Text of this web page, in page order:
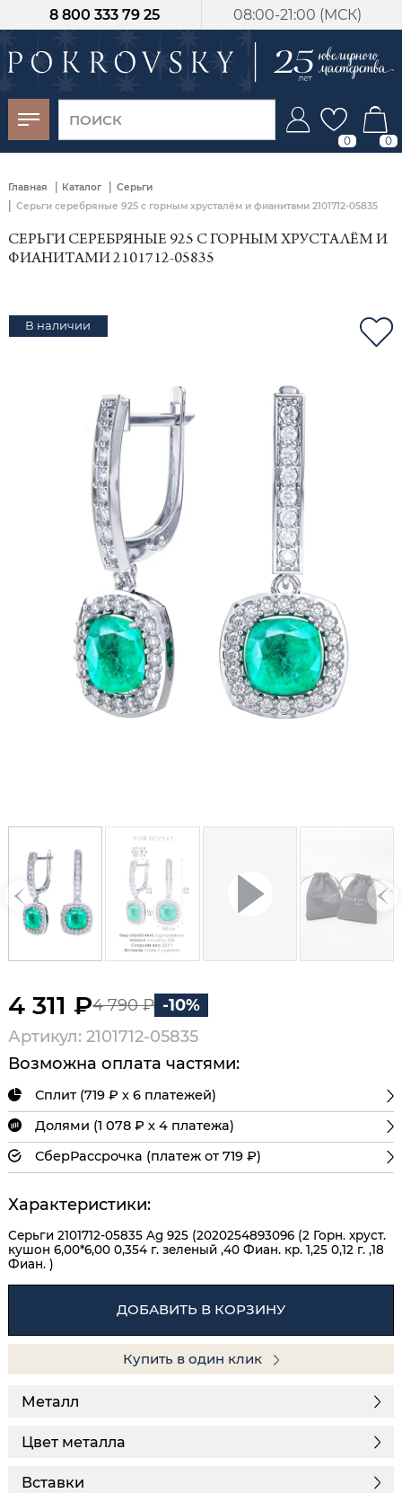
08:00-21:00 (МСК)
8 800 333 79 25
0 0
Главная | Каталог | Серьги
| Серьги серебряные 925 с горным хрусталём и фианитами 2101712-05835
СЕРЬГИ СЕРЕБРЯНЫЕ 925 С ГОРНЫМ ХРУСТАЛЁМ И
ФИАНИТАМИ 2101712-05835
В наличии
4 311 ₽4 790 ₽ -10%
Артикул: 2101712-05835
Возможна оплата частями:
Сплит (719 ₽ х 6 платежей)
Долями (1 078 ₽ х 4 платежа)
СберРассрочка (платеж от 719 ₽)
Характеристики:
Серьги 2101712-05835 Ag 925 (2020254893096 (2 Горн. хруст.
кушон 6,00*6,00 0,354 г. зеленый ,40 Фиан. кр. 1,25 0,12 г. ,18
Фиан. )
ДОБАВИТЬ В КОРЗИНУ
Купить в один клик
Металл
Цвет металла
Вставки
-30%
от 15 дней с
момента оплаты